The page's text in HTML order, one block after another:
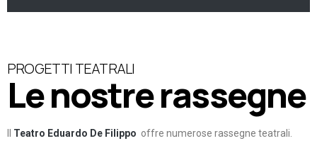
PROGETTI TEATRALI
Le nostre rassegne
Teatro Eduardo De Filippo offre numerose rassegne teatrali.